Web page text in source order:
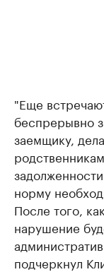
"Еще
беспрерывно
заемщику,
норму
После того,
нарушение
подчеркнул